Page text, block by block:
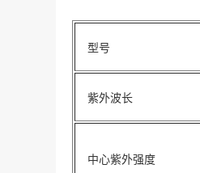
型号
紫外波长
中心紫外强度